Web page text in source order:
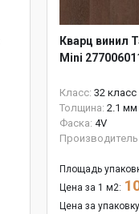
Кварц винил
Mini
Класс: 32 класс
Толщина: 2.1 мм
Фаска: 4V
Производитель
Площадь
Цена за 1 м2:
Цена за